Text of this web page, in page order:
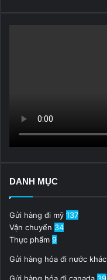
DANH MỤC
Gửi hàng đi mỹ 137
Vận chuyển 34
Thực phẩm 9
Gửi hàng hóa đi nước khác